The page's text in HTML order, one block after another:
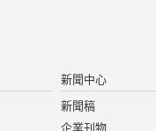
新聞中心
新聞稿
企業刊物